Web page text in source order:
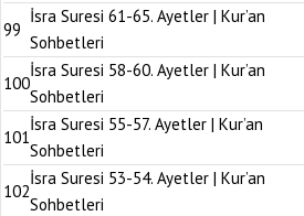
99
İsra Suresi 61-65. Ayetler | Kur’an
Sohbetleri
100
İsra Suresi 58-60. Ayetler | Kur’an
Sohbetleri
101
İsra Suresi 55-57. Ayetler | Kur’an
Sohbetleri
102
İsra Suresi 53-54. Ayetler | Kur’an
Sohbetleri